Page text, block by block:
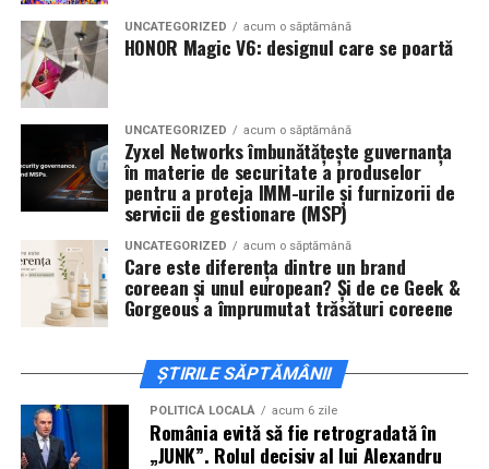
De „Ziua Îndrăgostiților”, pe14 februarie, în Cinema
City Iulius Mall Suceava, de la 18:30, spectatorii sunt
invitați la film alături de regizorul
actoriiSergiu Costache, Vlad si Oana Gherman,
Alexandra Răduță.
Cineplexx Băneasa Shopping City
Bucureștigăzduiește o proiecție specială în prezența
întregii echipe pe15 februarie, de la 17:30.
ÎnCraiova , regizorul Paul Decuși actorii Sergiu
Costache, Azaleea Necula și Oana Gherman vor
Mall pe 16 februarie de la ora 18:00.
ActoriiVlad Gherman, Oana Gherman și Ioana
Ginghină
vin la întâlnirea cu publicul dinCinema City
Vivo! Pitești pe 17 februarie, de la 18:30și vor
UNCATEGORIZED acum o săptămână
HONOR Magic V6: designul care se poartă
UNCATEGORIZED acum o săptămână
Zyxel Networks îmbunătățește guvernanța
în materie de securitate a produselor
pentru a proteja IMM-urile și furnizorii de
servicii de gestionare (MSP)
UNCATEGORIZED acum o săptămână
Care este diferența dintre un brand
coreean și unul european? Și de ce Geek &
Gorgeous a împrumutat trăsături coreene
ȘTIRILE SĂPTĂMÂNII
POLITICĂ LOCALĂ acum 6 zile
România evită să fie retrogradată în
„JUNK”. Rolul decisiv al lui Alexandru